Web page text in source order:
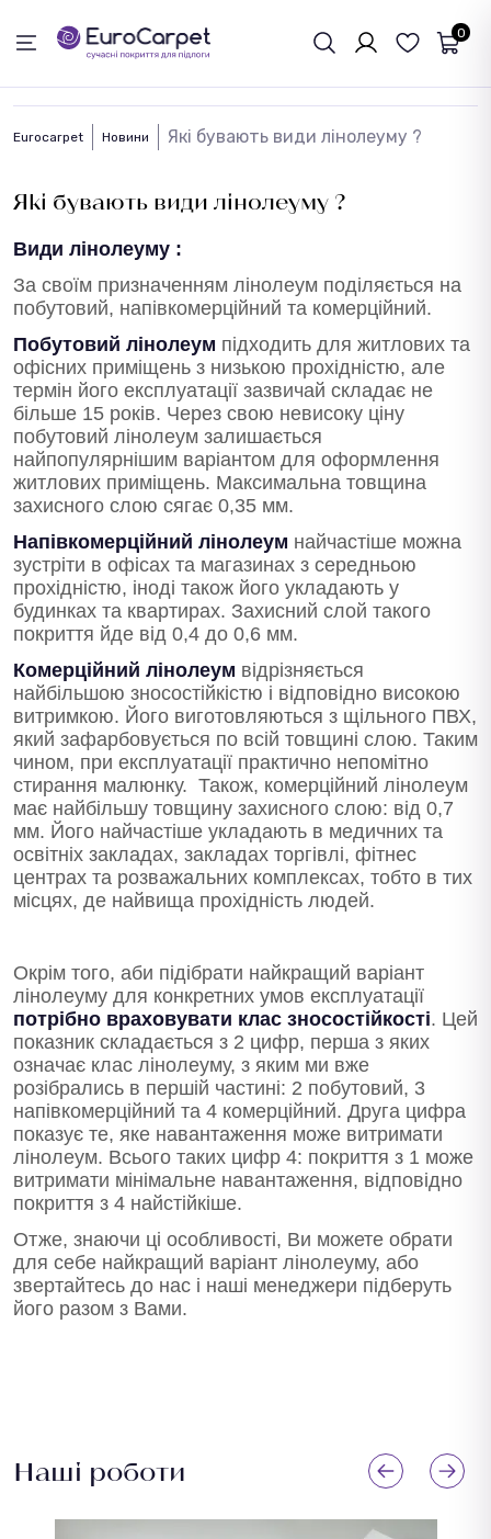
0
Eurocarpet Новини Які бувають види лінолеуму ?
Які бувають види лінолеуму ?
Види лінолеуму :
За своїм призначенням лінолеум поділяється на
побутовий, напівкомерційний та комерційний.
Побутовий лінолеум підходить для житлових та
офісних приміщень з низькою прохідністю, але
термін його експлуатації зазвичай складає не
більше 15 років. Через свою невисоку ціну
побутовий лінолеум залишається
найпопулярнішим варіантом для оформлення
житлових приміщень. Максимальна товщина
захисного слою сягає 0,35 мм.
Напівкомерційний лінолеум найчастіше можна
зустріти в офісах та магазинах з середньою
прохідністю, іноді також його укладають у
будинках та квартирах. Захисний слой такого
покриття йде від 0,4 до 0,6 мм.
Комерційний лінолеум відрізняється
найбільшою зносостійкістю і відповідно високою
витримкою. Його виготовляються з щільного ПВХ,
який зафарбовується по всій товщині слою. Таким
чином, при експлуатації практично непомітно
стирання малюнку. Також, комерційний лінолеум
має найбільшу товщину захисного слою: від 0,7
мм. Його найчастіше укладають в медичних та
освітніх закладах, закладах торгівлі, фітнес
центрах та розважальних комплексах, тобто в тих
місцях, де найвища прохідність людей.
Окрім того, аби підібрати найкращий варіант
лінолеуму для конкретних умов експлуатації
потрібно враховувати клас зносостійкості. Цей
показник складається з 2 цифр, перша з яких
означає клас лінолеуму, з яким ми вже
розібрались в першій частині: 2 побутовий, 3
напівкомерційний та 4 комерційний. Друга цифра
показує те, яке навантаження може витримати
лінолеум. Всього таких цифр 4: покриття з 1 може
витримати мінімальне навантаження, відповідно
покриття з 4 найстійкіше.
Отже, знаючи ці особливості, Ви можете обрати
для себе найкращий варіант лінолеуму, або
звертайтесь до нас і наші менеджери підберуть
його разом з Вами.
Наші роботи
ЗВОРОТНІЙ ЗВЯЗОК